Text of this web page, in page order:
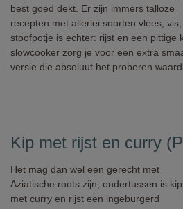
best goed dekt. Er zijn immers talloze
recepten met allerlei soorten vlees,
stoofpotje is echter: rijst en een pittige
slowcooker zorg je voor een extra
versie die absoluut het proberen
Kip met rijst en curry
Het mag dan wel een gerecht met
Aziatische roots zijn, ondertussen is kip
met curry en rijst een ingeburgerd